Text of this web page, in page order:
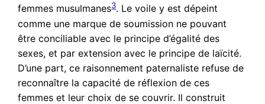
femmes musulmanes3. Le voile y est dépeint
comme une marque de soumission ne pouvant
être conciliable avec le principe d’égalité des
sexes, et par extension avec le principe de laïcité.
D’une part, ce raisonnement paternaliste refuse de
reconnaître la capacité de réflexion de ces
femmes et leur choix de se couvrir. Il construit